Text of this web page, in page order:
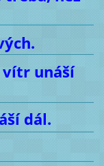
unáší
dál.